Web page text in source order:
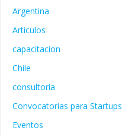
Argentina
Articulos
capacitacion
Chile
consultoria
Convocatorias para Startups
Eventos